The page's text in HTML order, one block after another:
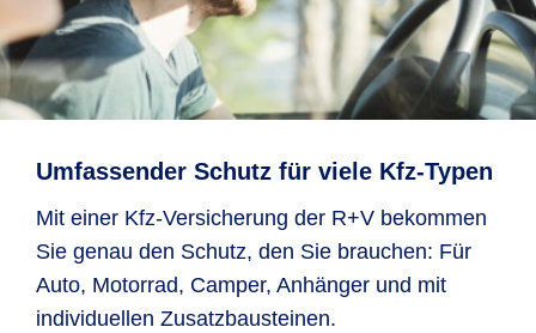
Umfassender Schutz für viele Kfz-Typen
Mit einer Kfz-Versicherung der R+V bekommen
Sie genau den Schutz, den Sie brauchen: Für
Auto, Motorrad, Camper, Anhänger und mit
individuellen Zusatzbausteinen.